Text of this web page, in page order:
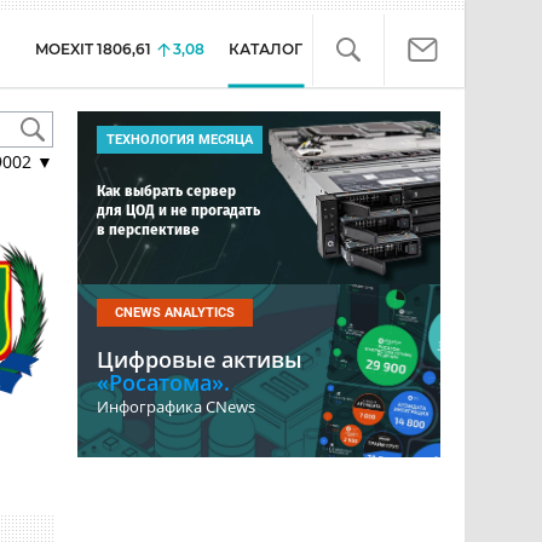
MOEXIT 1806,61 3,08 КАТАЛОГ
▼
ТЕХНОЛОГИЯ МЕСЯЦА
Как выбрать сервер
для ЦОД и не прогадать
в перспективе
CNEWS ANALYTICS
Цифровые активы
«Росатома».
Инфографика CNews